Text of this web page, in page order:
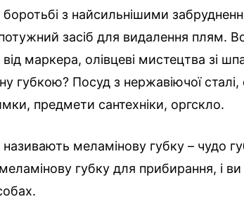
з найсильнішими
засіб для видалення плям.
від маркера, олівцеві мистецтва зі
губкою? Посуд з нержавіючої сталі,
предмети сантехніки, оргскло.
меламінову губку – чудо
губку для прибирання, і